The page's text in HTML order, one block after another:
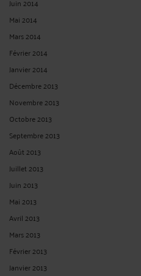
Juin 2014
Mai 2014
Mars 2014
Février 2014
Janvier 2014
Décembre 2013
Novembre 2013
Octobre 2013
Septembre 2013
Août 2013
Juillet 2013
Juin 2013
Mai 2013
Avril 2013
Mars 2013
Février 2013
Janvier 2013